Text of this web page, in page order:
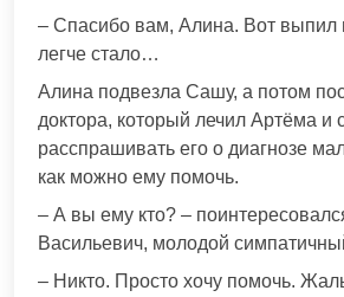
– Спасибо вам, Алина. Вот выпил
легче стало…
Алина подвезла Сашу, а потом
доктора, который лечил Артёма и
расспрашивать его о диагнозе
как можно ему помочь.
– А вы ему кто? –
Васильевич, молодой
– Никто. Просто хочу помочь.